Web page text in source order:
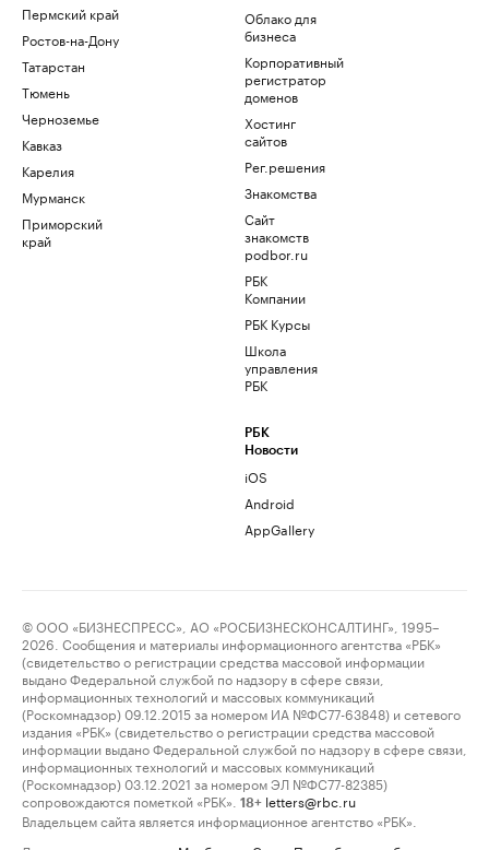
Пермский край
Ростов-на-Дону
Татарстан
Тюмень
Черноземье
Кавказ
Карелия
Мурманск
Приморский
край
Облако для
бизнеса
Корпоративный
регистратор
доменов
Хостинг
сайтов
Рег.решения
Знакомства
Сайт
знакомств
podbor.ru
РБК
Компании
РБК Курсы
Школа
управления
РБК
РБК
Новости
iOS
Android
AppGallery
© ООО «БИЗНЕСПРЕСС», АО «РОСБИЗНЕСКОНСАЛТИНГ», 1995–
2026. Сообщения и материалы информационного агентства «РБК»
(свидетельство о регистрации средства массовой информации
выдано Федеральной службой по надзору в сфере связи,
информационных технологий и массовых коммуникаций
(Роскомнадзор) 09.12.2015 за номером ИА №ФС77-63848) и сетевого
издания «РБК» (свидетельство о регистрации средства массовой
информации выдано Федеральной службой по надзору в сфере связи,
информационных технологий и массовых коммуникаций
(Роскомнадзор) 03.12.2021 за номером ЭЛ №ФС77-82385)
сопровождаются пометкой «РБК».
18+ letters@rbc.ru
Владельцем сайта является информационное агентство «РБК».